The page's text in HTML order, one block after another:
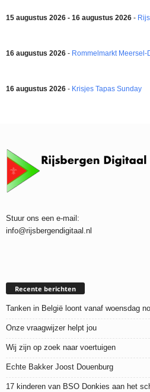
15 augustus 2026 - 16 augustus 2026 -
16 augustus 2026 - Rommelmarkt Meersel-
16 augustus 2026 - Krisjes Tapas Sunday
Stuur ons een e-mail:
info@rijsbergendigitaal.nl
Recente berichten
Tanken in België loont vanaf woensdag
Onze vraagwijzer helpt jou
Wij zijn op zoek naar voertuigen
Echte Bakker Joost Douenburg
17 kinderen van BSO Donkies aan het